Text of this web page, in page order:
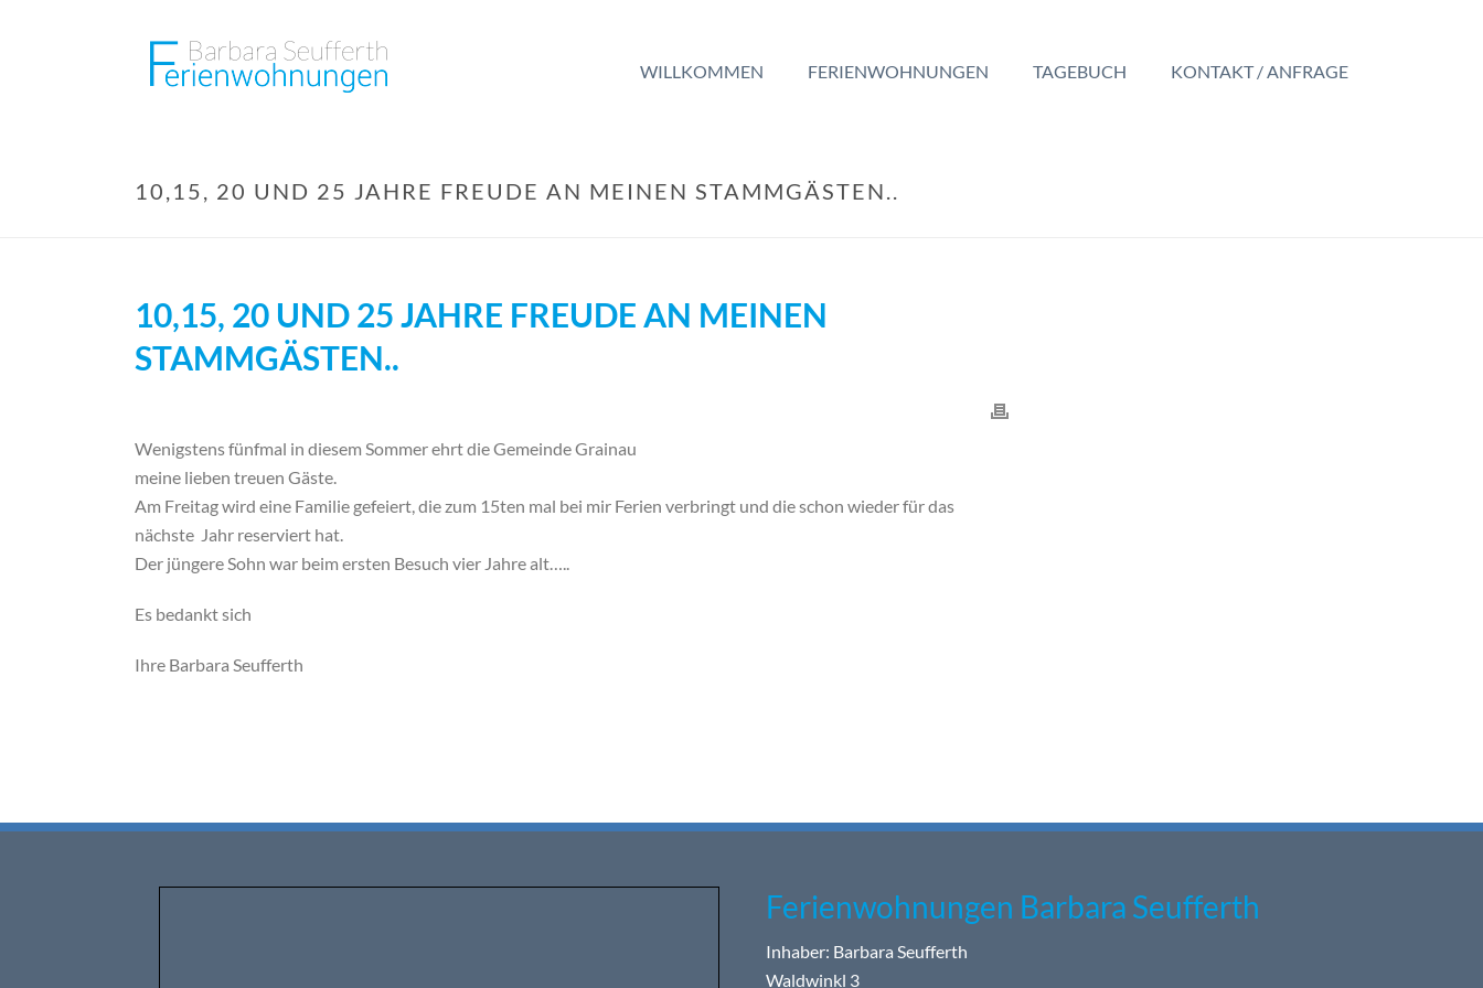
WILLKOMMEN FERIENWOHNUNGEN TAGEBUCH KONTAKT / ANFRAGE
10,15, 20 UND 25 JAHRE FREUDE AN MEINEN STAMMGÄSTEN..
10,15, 20 UND 25 JAHRE FREUDE AN MEINEN
STAMMGÄSTEN..
Wenigstens fünfmal in diesem Sommer ehrt die Gemeinde Grainau
meine lieben treuen Gäste.
Am Freitag wird eine Familie gefeiert, die zum 15ten mal bei mir Ferien verbringt und die schon wieder für das
nächste Jahr reserviert hat.
Der jüngere Sohn war beim ersten Besuch vier Jahre alt…..
Es bedankt sich
Ihre Barbara Seufferth
Ferienwohnungen Barbara Seufferth
Inhaber: Barbara Seufferth
Waldwinkl 3